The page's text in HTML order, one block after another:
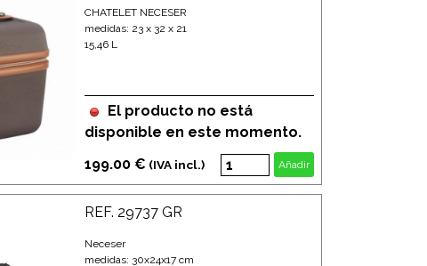
CHATELET NECESER
medidas: 23 x 32 x 21
15,46 L
El producto no está
disponible en este momento.
199.00 € (IVA incl.) Añadir
REF. 29737 GR
Neceser
medidas: 30x24x17 cm